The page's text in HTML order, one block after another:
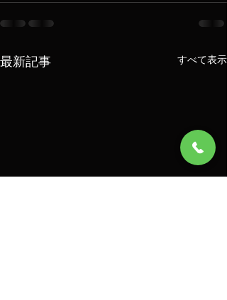
最新記事 すべて表示